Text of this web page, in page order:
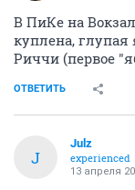
В ПиКе на
куплена,
Риччи (первое
ОТВЕТИТЬ
J
Julz
experienced
13 апреля